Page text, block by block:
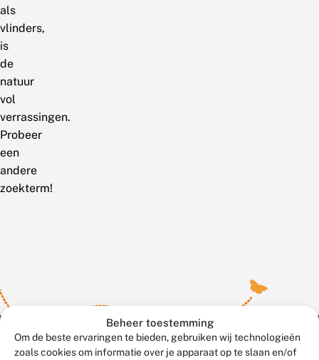
Beheer toestemming
Om de beste ervaringen te bieden, gebruiken wij technologieën
zoals cookies om informatie over je apparaat op te slaan en/of
als
vlinders,
is
de
natuur
vol
verrassingen.
Probeer
een
andere
zoekterm!